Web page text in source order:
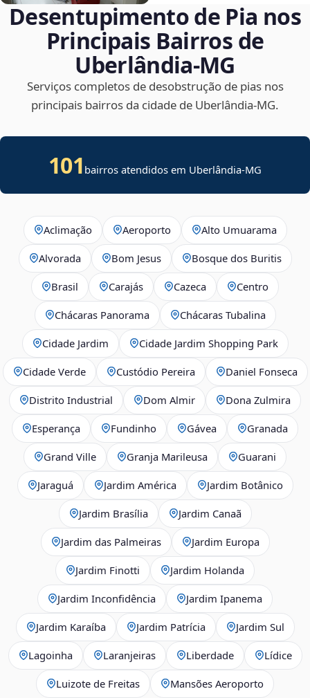
Desentupimento de Pia nos
Principais Bairros de
Uberlândia‑MG
Serviços completos de desobstrução de pias nos
principais bairros da cidade de Uberlândia‑MG.
101 bairros atendidos em Uberlândia-MG
Aclimação Aeroporto Alto Umuarama
Alvorada Bom Jesus Bosque dos Buritis
Brasil Carajás Cazeca Centro
Chácaras Panorama Chácaras Tubalina
Cidade Jardim Cidade Jardim Shopping Park
Cidade Verde Custódio Pereira Daniel Fonseca
Distrito Industrial Dom Almir Dona Zulmira
Esperança Fundinho Gávea Granada
Grand Ville Granja Marileusa Guarani
Jaraguá Jardim América Jardim Botânico
Jardim Brasília Jardim Canaã
Jardim das Palmeiras Jardim Europa
Jardim Finotti Jardim Holanda
Jardim Inconfidência Jardim Ipanema
Jardim Karaíba Jardim Patrícia Jardim Sul
Lagoinha Laranjeiras Liberdade Lídice
Luizote de Freitas Mansões Aeroporto